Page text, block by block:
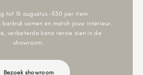
tot 15 augustus -€50 per item
samen en match jouw interieur.
verbeterde kana versie zien in de
showroom.
Bezoek showroom